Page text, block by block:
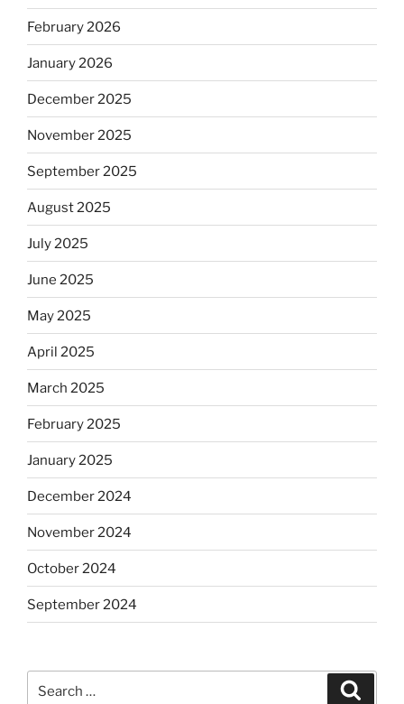
February 2026
January 2026
December 2025
November 2025
September 2025
August 2025
July 2025
June 2025
May 2025
April 2025
March 2025
February 2025
January 2025
December 2024
November 2024
October 2024
September 2024